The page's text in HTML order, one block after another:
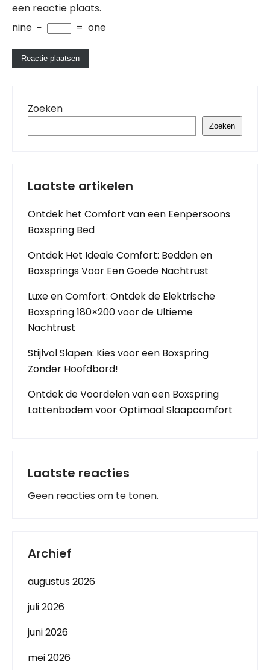
een reactie plaats.
nine − = one
Zoeken
Zoeken
Laatste artikelen
Ontdek het Comfort van een Eenpersoons
Boxspring Bed
Ontdek Het Ideale Comfort: Bedden en
Boxsprings Voor Een Goede Nachtrust
Luxe en Comfort: Ontdek de Elektrische
Boxspring 180×200 voor de Ultieme
Nachtrust
Stijlvol Slapen: Kies voor een Boxspring
Zonder Hoofdbord!
Ontdek de Voordelen van een Boxspring
Lattenbodem voor Optimaal Slaapcomfort
Laatste reacties
Geen reacties om te tonen.
Archief
augustus 2026
juli 2026
juni 2026
mei 2026